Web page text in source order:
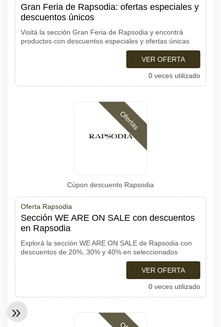
Gran Feria de Rapsodia: ofertas especiales y
descuentos únicos
Visitá la sección Gran Feria de Rapsodia y encontrá
productos con descuentos especiales y ofertas únicas
VER OFERTA
0 veces utilizado
Ofertas
Cúpon descuento Rapsodia
Oferta Rapsodia
Sección WE ARE ON SALE con descuentos
en Rapsodia
Explorá la sección WE ARE ON SALE de Rapsodia con
descuentos de 20%, 30% y 40% en seleccionados
VER OFERTA
0 veces utilizado